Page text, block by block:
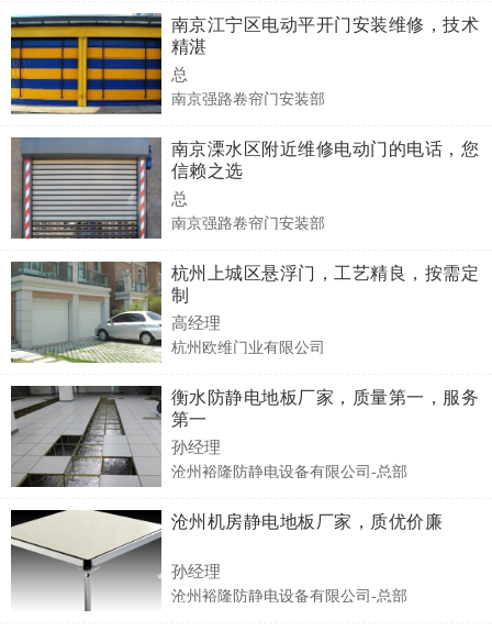
南京江宁区电动平开门安装维修，技术
精湛
总
南京强路卷帘门安装部
南京溧水区附近维修电动门的电话，您
信赖之选
总
南京强路卷帘门安装部
杭州上城区悬浮门，工艺精良，按需定
制
高经理
杭州欧维门业有限公司
衡水防静电地板厂家，质量第一，服务
第一
孙经理
沧州裕隆防静电设备有限公司-总部
沧州机房静电地板厂家，质优价廉
孙经理
沧州裕隆防静电设备有限公司-总部